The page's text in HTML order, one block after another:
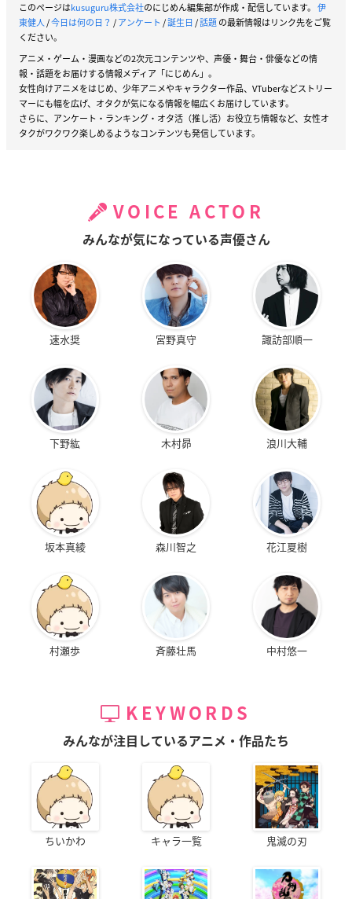
このページはkusuguru株式会社のにじめん編集部が作成・配信しています。 伊
東健人/今日は何の日？ /アンケート /誕生日/話題の最新情報はリンク先をご覧
ください。
アニメ・ゲーム・漫画などの2次元コンテンツや、声優・舞台・俳優などの情
報・話題をお届けする情報メディア「にじめん」。
女性向けアニメをはじめ、少年アニメやキャラクター作品、VTuberなどストリー
マーにも幅を広げ、オタクが気になる情報を幅広くお届けしています。
さらに、アンケート・ランキング・オタ活（推し活）お役立ち情報など、女性オ
タクがワクワク楽しめるようなコンテンツも発信しています。
VOICE ACTOR
みんなが気になっている声優さん
速水奨 宮野真守 諏訪部順一
下野紘 木村昴 浪川大輔
坂本真綾 森川智之 花江夏樹
村瀬歩 斉藤壮馬 中村悠一
KEYWORDS
みんなが注目しているアニメ・作品たち
ちいかわ キャラ一覧 鬼滅の刃